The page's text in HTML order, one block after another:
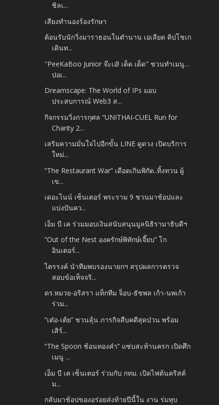
ชิลเ...
เสียงทำนองร้องรักษา
ต้อนรับนักวิ่งมาราธอนในตำนาน เอเลียด คิปโชเก
เดินท...
"PeeKaBoo Junior จ๊ะเอ๋! เด็ด เด็ด" ชวนทำเมนู…
ปอเ...
Dreamscape: The World of IPs มอบ
ประสบการณ์ Web3 ส...
กิจกรรมวิ่งการกุศล “UNITHAI-CUEL Run for
Charity 2...
เสริมความมั่นใจไปอีกขั้น LINE ดูดวง เปิดบริการ
ใหม่...
“The Restaurant War” เดือดเกินพิกัด..ทิ้งทวน ผู้
เข...
เดอะไนน์ เซ็นเตอร์ พระราม 9 ชวนมาช้อปและ
แบ่งปันคว...
เอ็ม บี เค ร่วมมอบเงินสนับสนุนมูลนิธิรามาธิบดีฯ
“Out of the Nest องครักษ์พิทักษ์เจี๊ยบ” โก
อินเตอร์...
ไตรรงค์ นำทีมพบรองนายกฯ สรุปผลการตรวจ
สอบข้อเท็จจริ...
ดร.หมวย-อริสรา แท็กทีม จ็อบ-ธัชพล เก้า-นพเก้า
ร่วม...
“เต๋อ-เต้ย” ชวนลุ้น ภารกิจสืบคดีสุดป่วน พร้อม
เสิร์...
“The Spoon ช้อนทองคำ” แซ่บสะท้านครก เปิดศึก
เมนู ...
เอ็ม บี เค เซ็นเตอร์ ร่วมกับ กทม. เปิดไฟต้นคริสต์
ม...
กลับมาช้อปของอร่อยส่งท้ายปีนี้ใน งาน ร่มหุบ